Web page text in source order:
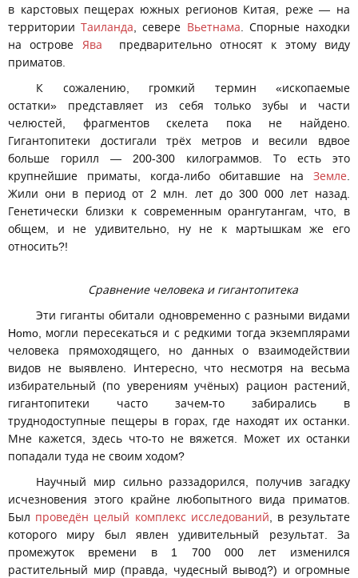
в карстовых пещерах южных регионов Китая, реже — на
территорииТаиланда , севере Вьетнама . Спорные находки
на острове Ява предварительно относят к этому виду
приматов.
К сожалению, громкий термин «ископаемые
остатки» представляет из себя только зубы и части
челюстей, фрагментов скелета пока не найдено.
Гигантопитеки достигали трёх метров и весили вдвое
больше горилл — 200-300 килограммов. То есть это
крупнейшие приматы, когда-либо обитавшие на Земле
Жили они в период от 2 млн. лет до 300 000 лет назад.
Генетически близки к современным орангутангам, что, в
общем, и не удивительно, ну не к мартышкам же его
относить?!
Сравнение человека и гигантопитека
Эти гиганты обитали одновременно с разными видами
Homo, могли пересекаться и с редкими тогда экземплярами
человека прямоходящего, но данных о взаимодействии
видов не выявлено. Интересно, что несмотря на весьма
избирательный (по уверениям учёных) рацион растений,
гигантопитеки часто зачем-то забирались в
труднодоступные пещеры в горах, где находят их останки.
Мне кажется, здесь что-то не вяжется. Может их останки
попадали туда не своим ходом?
Научный мир сильно раззадорился, получив загадку
исчезновения этого крайне любопытного вида приматов.
Был проведён целый комплекс исследований , в результате
которого миру был явлен удивительный результат. За
промежуток времени в 1 700 000 лет изменился
растительный мир (правда, чудесный вывод?) и огромные